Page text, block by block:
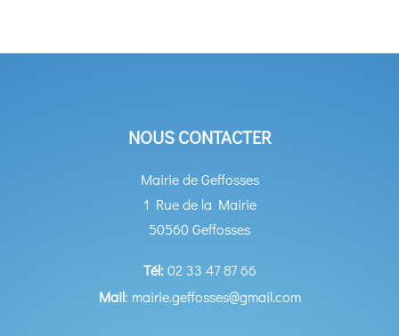
NOUS CONTACTER
Mairie de Geffosses
1 Rue de la Mairie
50560 Geffosses
Tél:02 33 47 87 66
Mail: mairie.geffosses@gmail.com